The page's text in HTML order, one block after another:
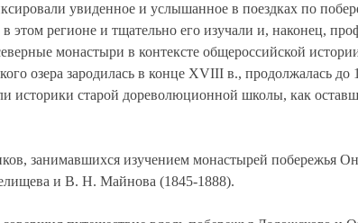
увиденное и услышанное в поездках по
этом регионе и тщательно его изучали и, наконец,
монастыри в контексте общероссийской
озера зародилась в конце XVIII в., продолжалась до
историки старой дореволюционной школы, как
занимавшихся изучением монастырей побережья
и В. Н. Майнова (1845-1888).